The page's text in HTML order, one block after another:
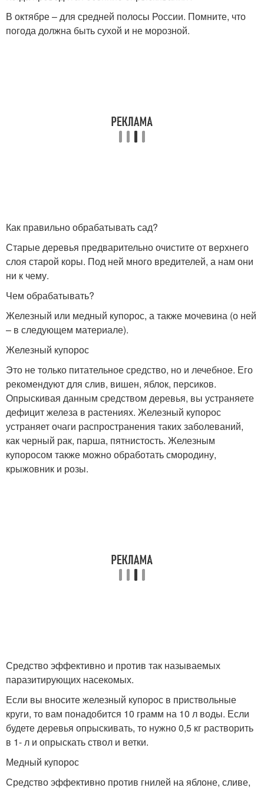
В октябре – для средней полосы России. Помните, что
погода должна быть сухой и не морозной.
Как правильно обрабатывать сад?
Старые деревья предварительно очистите от верхнего
слоя старой коры. Под ней много вредителей, а нам они
ни к чему.
Чем обрабатывать?
Железный или медный купорос, а также мочевина (о ней
– в следующем материале).
Железный купорос
Это не только питательное средство, но и лечебное. Его
рекомендуют для слив, вишен, яблок, персиков.
Опрыскивая данным средством деревья, вы устраняете
дефицит железа в растениях. Железный купорос
устраняет очаги распространения таких заболеваний,
как черный рак, парша, пятнистость. Железным
купоросом также можно обработать смородину,
крыжовник и розы.
Средство эффективно и против так называемых
паразитирующих насекомых.
Если вы вносите железный купорос в приствольные
круги, то вам понадобится 10 грамм на 10 л воды. Если
будете деревья опрыскивать, то нужно 0,5 кг растворить
в 1- л и опрыскать ствол и ветки.
Медный купорос
Средство эффективно против гнилей на яблоне, сливе,